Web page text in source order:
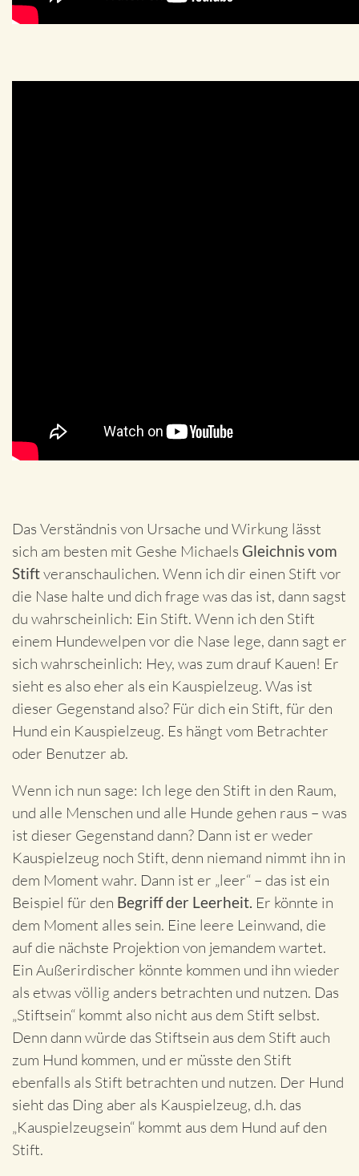
Das Verständnis von Ursache und Wirkung lässt
sich am besten mit Geshe Michaels Gleichnis vom
Stiftveranschaulichen. Wenn ich dir einen Stift vor
die Nase halte und dich frage was das ist, dann sagst
du wahrscheinlich: Ein Stift. Wenn ich den Stift
einem Hundewelpen vor die Nase lege, dann sagt er
sich wahrscheinlich: Hey, was zum drauf Kauen! Er
sieht es also eher als ein Kauspielzeug. Was ist
dieser Gegenstand also? Für dich ein Stift, für den
Hund ein Kauspielzeug. Es hängt vom Betrachter
oder Benutzer ab.
Wenn ich nun sage: Ich lege den Stift in den Raum,
und alle Menschen und alle Hunde gehen raus – was
ist dieser Gegenstand dann? Dann ist er weder
Kauspielzeug noch Stift, denn niemand nimmt ihn in
dem Moment wahr. Dann ist er „leer“ – das ist ein
Beispiel für den Begriff der Leerheit. Er könnte in
dem Moment alles sein. Eine leere Leinwand, die
auf die nächste Projektion von jemandem wartet.
Ein Außerirdischer könnte kommen und ihn wieder
als etwas völlig anders betrachten und nutzen. Das
„Stiftsein“ kommt also nicht aus dem Stift selbst.
Denn dann würde das Stiftsein aus dem Stift auch
zum Hund kommen, und er müsste den Stift
ebenfalls als Stift betrachten und nutzen. Der Hund
sieht das Ding aber als Kauspielzeug, d.h. das
„Kauspielzeugsein“ kommt aus dem Hund auf den
Stift.